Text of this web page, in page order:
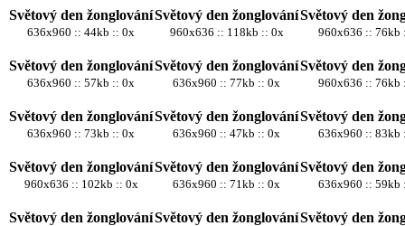
Světový den žonglování
636x960 :: 44kb :: 0x
Světový den žonglování
960x636 :: 118kb :: 0x
Světový den
960x636 :: 76kb
Světový den žonglování
636x960 :: 57kb :: 0x
Světový den žonglování
636x960 :: 77kb :: 0x
Světový den
960x636 :: 76kb
Světový den žonglování
636x960 :: 73kb :: 0x
Světový den žonglování
636x960 :: 47kb :: 0x
Světový den
636x960 :: 83kb
Světový den žonglování
960x636 :: 102kb :: 0x
Světový den žonglování
636x960 :: 71kb :: 0x
Světový den
636x960 :: 59kb
Světový den žonglováníSvětový den žonglováníSvětový den